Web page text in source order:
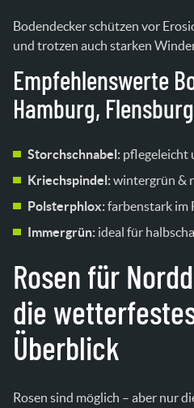
Bodendecker schützen vor
und trotzen auch starken
Empfehlenswerte
Hamburg,
Storchschnabel: pflegeleicht
Kriechspindel:wintergrün &
Polsterphlox:farbenstark im
Immergrün: ideal für
Rosen für
die
Überblick
Rosen sind möglich – aber nur